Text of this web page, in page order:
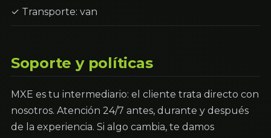
✓ Transporte: van
Soporte y políticas
MXE es tu intermediario: el cliente trata directo con
nosotros. Atención 24/7 antes, durante y después
de la experiencia. Si algo cambia, te damos